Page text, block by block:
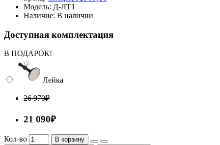
Модель: Д-ЛТ1
Наличие: В наличии
Доступная комплектация
В ПОДАРОК!
Лейка
26 970₽
21 090₽
Кол-во
В корзину